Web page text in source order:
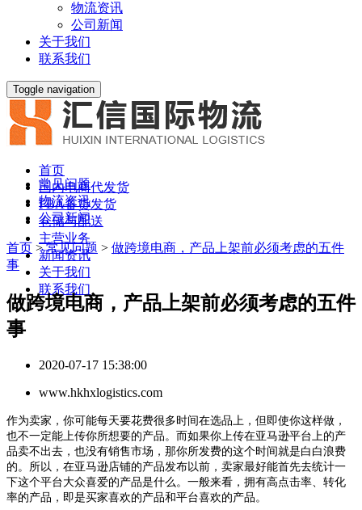
物流资讯
公司新闻
关于我们
联系我们
Toggle navigation
首页
国内电商代发货
FBA备货发货
仓储与配送
主营业务
新闻资讯
关于我们
联系我们
常见问题
物流资讯
公司新闻
首页 >常见问题 > 做跨境电商，产品上架前必须考虑的五件
事
做跨境电商，产品上架前必须考虑的五件
事
2020-07-17 15:38:00
www.hkhxlogistics.com
作为卖家，你可能每天要花费很多时间在选品上，但即使你这样做，
也不一定能上传你所想要的产品 。 而如果你上传在亚马逊平台上的产
品卖不出去，也没有销售市场，那你所发费的这个时间就是白白浪费
的。所以 ，在亚马逊店铺的产品发布以前，卖家最好能首先去统计一
下这个平台大众喜爱的产品是什么 。 一般来看，拥有高点击率、转化
率的产品，即是买家喜欢的产品和平台喜欢的产品。